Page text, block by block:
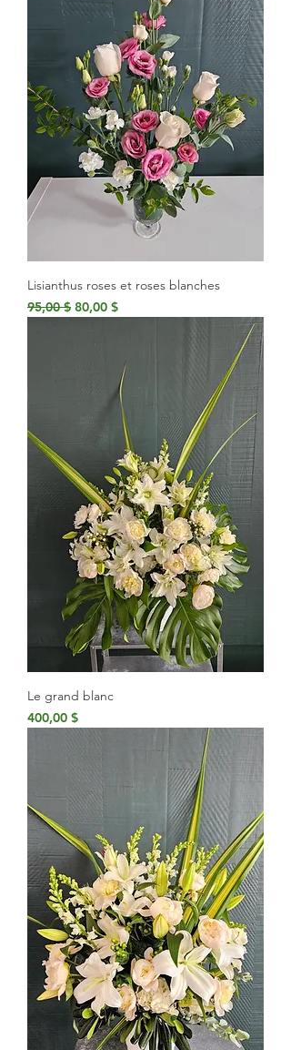
Lisianthus roses et roses blanches
Prix original
95,00 $ Prix promotionnel
80,00 $
Le grand blanc
Prix
400,00 $